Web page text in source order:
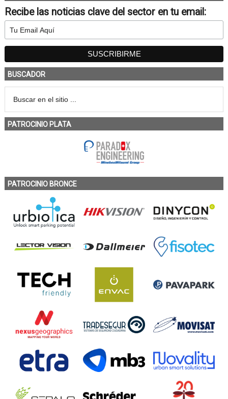
Recibe las noticias clave del sector en tu email:
BUSCADOR
PATROCINIO PLATA
PATROCINIO BRONCE